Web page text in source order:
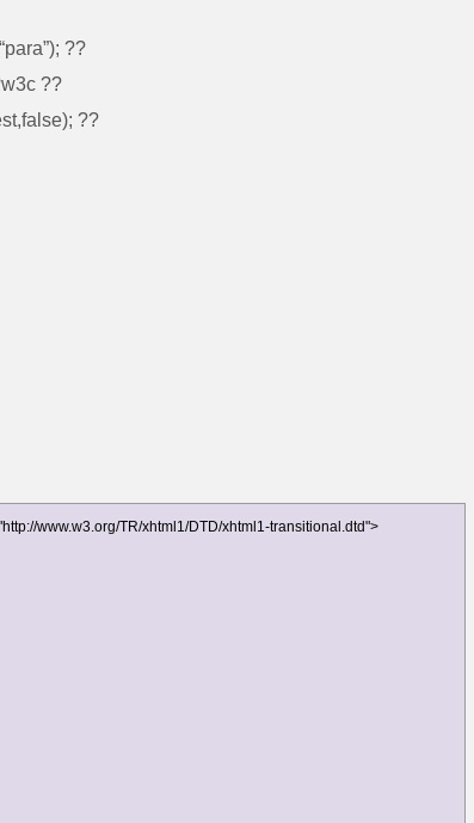
??
??
??
www.w3.org/TR/xhtml1/DTD/xhtml1-transitional.dtd">